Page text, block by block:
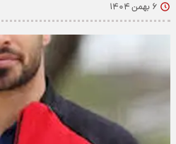
۶ بهمن ۱۴۰۴